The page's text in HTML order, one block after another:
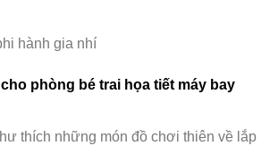
hành gia nhí
phòng bé trai họa tiết máy bay
thích những món đồ chơi thiên về lắp